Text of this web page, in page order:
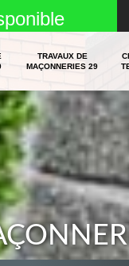
TRAVAUX DE
MAÇONNERIES 29